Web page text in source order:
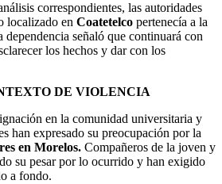
correspondientes, las autoridades
localizado en Coatetelco pertenecía a la
señaló que continuará con
los hechos y dar con los
DE VIOLENCIA
en la comunidad universitaria y
han expresado su preocupación por la
en Morelos. Compañeros de la joven y
su pesar por lo ocurrido y han exigido
a fondo.